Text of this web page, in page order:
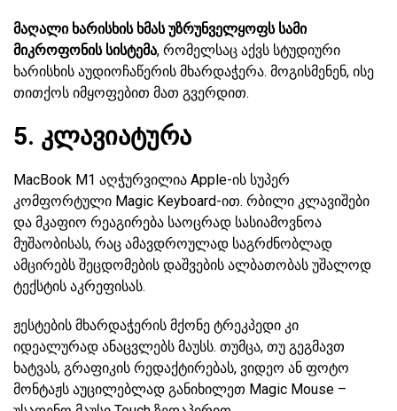
მაღალი ხარისხის ხმას უზრუნველყოფს სამი
მიკროფონის სისტემა, რომელსაც აქვს სტუდიური
ხარისხის აუდიოჩაწერის მხარდაჭერა. მოგისმენენ, ისე
თითქოს იმყოფებით მათ გვერდით.
5. კლავიატურა
MacBook M1 აღჭურვილია Apple-ის სუპერ
კომფორტული Magic Keyboard-ით. რბილი კლავიშები
და მკაფიო რეაგირება საოცრად სასიამოვნოა
მუშაობისას, რაც ამავდროულად საგრძნობლად
ამცირებს შეცდომების დაშვების ალბათობას უშალოდ
ტექსტის აკრეფისას.
ჟესტების მხარდაჭერის მქონე ტრეკპედი კი
იდეალურად ანაცვლებს მაუსს. თუმცა, თუ გეგმავთ
ხატვას, გრაფიკის რედაქტირებას, ვიდეო ან ფოტო
მონტაჟს აუცილებლად განიხილეთ Magic Mouse –